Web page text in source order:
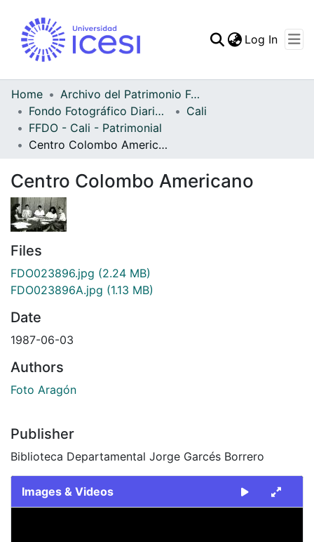
Statistics
Log In
Home
Archivo del Patrimonio Fotográfico y Fílmico del Valle del Cauca
Fondo Fotográfico Diario Occidente
Cali
FFDO - Cali - Patrimonial
Centro Colombo Americano
Centro Colombo Americano
Files
FDO023896.jpg (2.24 MB)
FDO023896A.jpg (1.13 MB)
Date
1987-06-03
Authors
Foto Aragón
Publisher
Biblioteca Departamental Jorge Garcés Borrero
Images & Videos